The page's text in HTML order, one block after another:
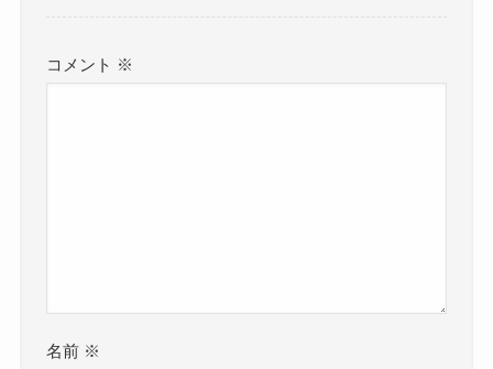
コメント ※
名前 ※